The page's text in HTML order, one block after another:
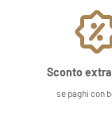
Sconto extra
se paghi con